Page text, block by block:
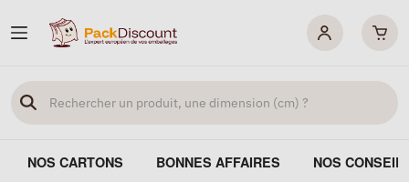
NOS CARTONS BONNES AFFAIRES NOS